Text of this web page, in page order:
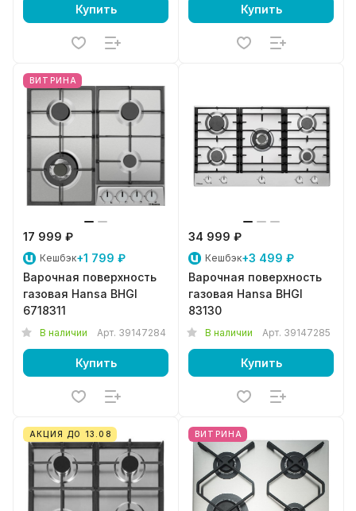
Купить Купить
ВИТРИНА
17 999 ₽
Кешбэк+1 799 ₽
Варочная поверхность
газовая Hansa BHGI
6718311
В наличии Арт. 39147284
Купить
34 999 ₽
Кешбэк+3 499 ₽
Варочная поверхность
газовая Hansa BHGI
83130
В наличии Арт. 39147285
Купить
АКЦИЯ ДО 13.08 ВИТРИНА